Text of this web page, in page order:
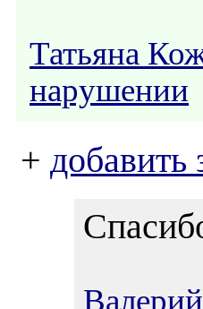
Татьяна
нарушении
+ добавить